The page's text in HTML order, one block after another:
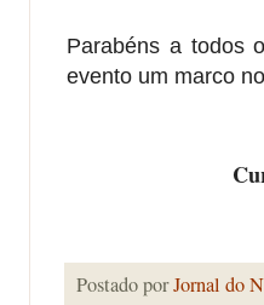
Parabéns a todos
evento um marco
Postado porJornal do